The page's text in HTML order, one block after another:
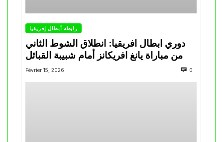
رابطة أبطال إفريقيا
دوري ابطال افريقيا: انطلاق الشوط الثاني
من مباراة يانغ افريكانز أمام شبيبة القبائل
Février 15, 2026 0